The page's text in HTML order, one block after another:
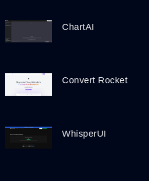
ChartAI
Convert Rocket
WhisperUI